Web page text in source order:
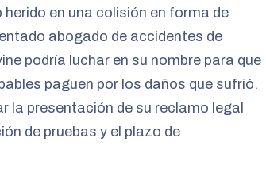
en una colisión en forma de
abogado de accidentes de
podría luchar en su nombre para que
paguen por los daños que sufrió.
la presentación de su reclamo legal
de pruebas y el plazo de